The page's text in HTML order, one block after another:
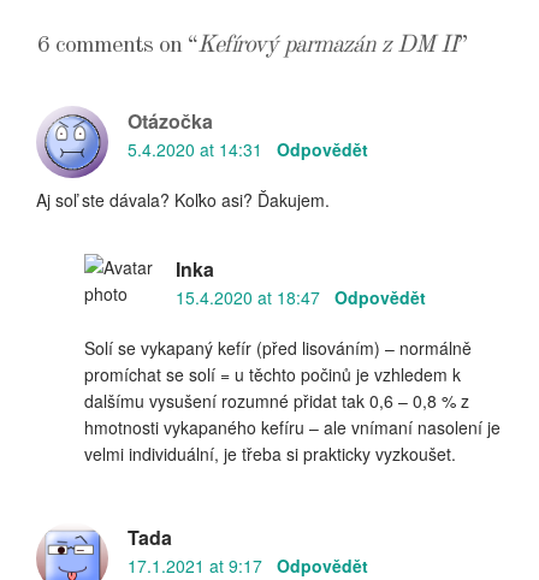
6 comments on “Kefírový parmazán z DM II”
Otázočka
5.4.2020 at 14:31 Odpovědět
Aj soľ ste dávala? Koľko asi? Ďakujem.
Inka
15.4.2020 at 18:47 Odpovědět
Solí se vykapaný kefír (před lisováním) – normálně
promíchat se solí = u těchto počinů je vzhledem k
dalšímu vysušení rozumné přidat tak 0,6 – 0,8 % z
hmotnosti vykapaného kefíru – ale vnímaní nasolení je
velmi individuální, je třeba si prakticky vyzkoušet.
Tada
17.1.2021 at 9:17 Odpovědět